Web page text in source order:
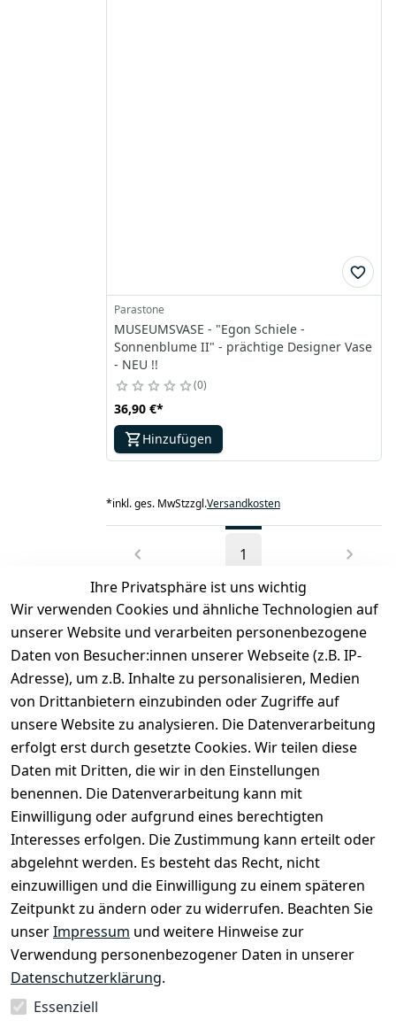
Parastone
MUSEUMSVASE - "Egon Schiele -
Sonnenblume II" - prächtige Designer Vase
- NEU !!
0
36,90 €*
Hinzufügen
*inkl. ges. MwStzzgl.Versandkosten
1
Ihre Privatsphäre ist uns wichtig
Wir verwenden Cookies und ähnliche Technologien auf
unserer Website und verarbeiten personenbezogene
Daten von Besucher:innen unserer Webseite (z.B. IP-
Adresse), um z.B. Inhalte zu personalisieren, Medien
von Drittanbietern einzubinden oder Zugriffe auf
unsere Website zu analysieren. Die Datenverarbeitung
erfolgt erst durch gesetzte Cookies. Wir teilen diese
Daten mit Dritten, die wir in den Einstellungen
benennen. Die Datenverarbeitung kann mit
Einwilligung oder aufgrund eines berechtigten
Interesses erfolgen. Die Zustimmung kann erteilt oder
abgelehnt werden. Es besteht das Recht, nicht
einzuwilligen und die Einwilligung zu einem späteren
Zeitpunkt zu ändern oder zu widerrufen. Beachten Sie
unserImpressum und weitere Hinweise zur
Verwendung personenbezogener Daten in unserer
Datenschutzerklärung.
Essenziell
Rechtliches
Impressum
AGB
Datenschutze
rklärung
Widerrufsbe
lehrung
Muster-
Widerrufsfo
rmular
Barrierefreihe
itserklärung
Kontakt
Kontakt
Registrieren